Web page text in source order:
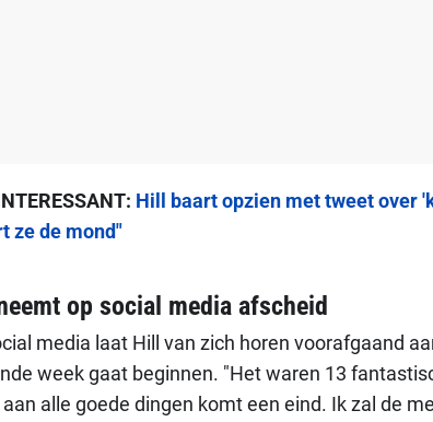
Hill baart opzien met tweet over
ze de mond"
op social media afscheid
media laat Hill van zich horen voorafgaand
week gaat beginnen. "Het waren 13
alle goede dingen komt een eind. Ik zal de